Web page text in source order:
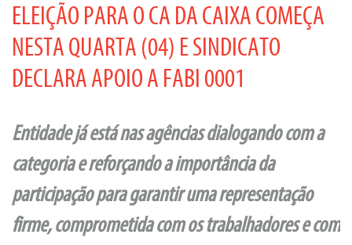
ELEIÇÃO PARA O CA DA CAIXA COMEÇA
NESTA QUARTA (04) E SINDICATO
DECLARA APOIO A FABI 0001
Entidade já está nas agências dialogando com a
categoria e reforçando a importância da
participação para garantir uma representação
firme, comprometida com os trabalhadores e com